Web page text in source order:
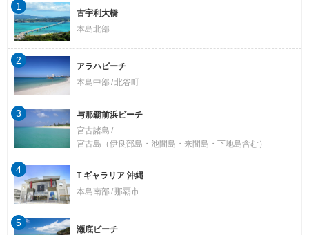
古宇利大橋
本島北部
1
アラハビーチ
本島中部 北谷町
2
与那覇前浜ビーチ
宮古諸島
宮古島（伊良部島・池間島・来間島・下地島含む）
3
T ギャラリア 沖縄
本島南部
那覇市
4
瀬底ビーチ
5